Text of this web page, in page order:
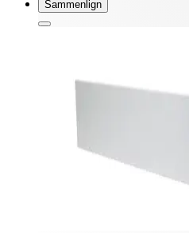
Sammenlign